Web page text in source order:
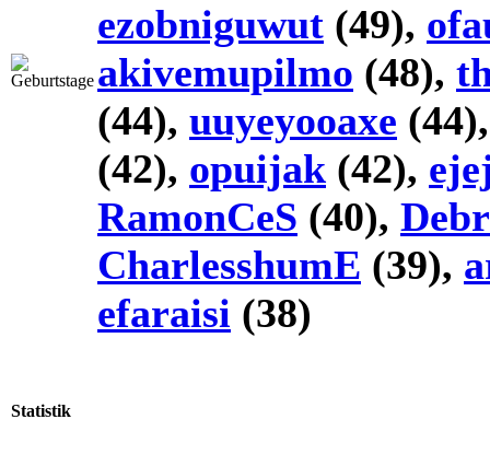
ezobniguwut (49),
akivemupilmo (48),
(44), uuyeyooaxe
(42), opuijak (42),
RamonCeS (40),
CharlesshumE (39),
efaraisi (38)
Statistik